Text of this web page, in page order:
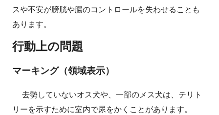
スや不安が膀胱や腸のコントロールを失わせることも
あります。
行動上の問題
マーキング（領域表示）
去勢していないオス犬や、一部のメス犬は、テリト
リーを示すために室内で尿をかくことがあります。